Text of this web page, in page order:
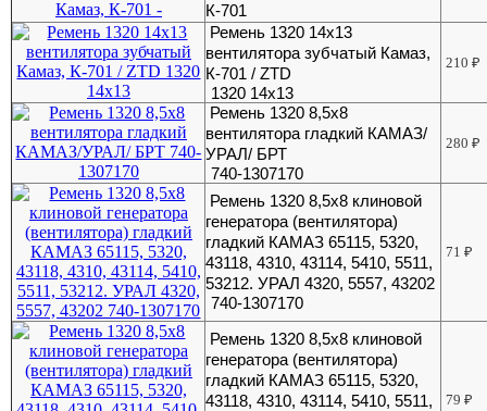
К-701
Ремень 1320 14х13
вентилятора зубчатый Камаз,
К-701 / ZTD
1320 14х13
210₽
Ремень 1320 8,5х8
вентилятора гладкий КАМАЗ/
УРАЛ/ БРТ
740-1307170
280₽
Ремень 1320 8,5х8 клиновой
генератора (вентилятора)
гладкий КАМАЗ 65115, 5320,
43118, 4310, 43114, 5410, 5511,
53212. УРАЛ 4320, 5557, 43202
740-1307170
71₽
Ремень 1320 8,5х8 клиновой
генератора (вентилятора)
гладкий КАМАЗ 65115, 5320,
43118, 4310, 43114, 5410, 5511,
79₽